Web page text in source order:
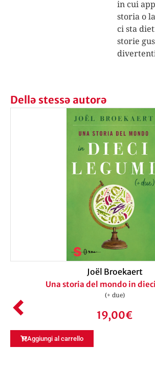
in cui
storia o
ci sta
storie
Dellə stessə autorə
Joël Broekaert
Una storia del mondo in
(+ due)
19,00€
Aggiungi al carrello